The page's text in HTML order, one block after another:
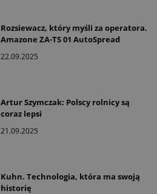
Rozsiewacz, który myśli za operatora.
Amazone ZA-TS 01 AutoSpread
22.09.2025
Artur Szymczak: Polscy rolnicy są
coraz lepsi
21.09.2025
Kuhn. Technologia, która ma swoją
historię